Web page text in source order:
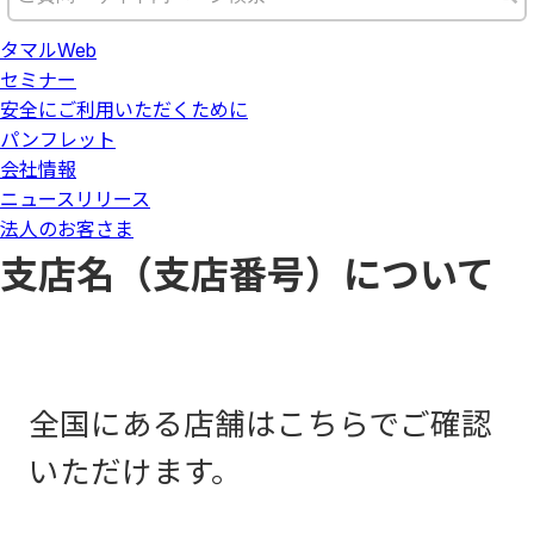
タマルWeb
セミナー
安全にご利用いただくために
パンフレット
会社情報
ニュースリリース
法人のお客さま
支店名（支店番号）について
全国にある店舗はこちらでご確認
いただけます。